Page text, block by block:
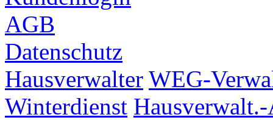
AGB
Datenschutz
Hausverwalter WEG-
Winterdienst